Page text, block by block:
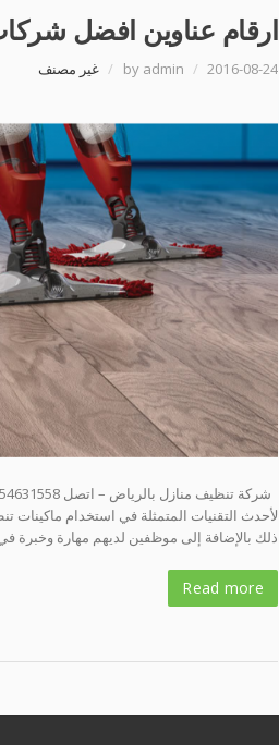
ارقام عناوين افضل
2016-08-24
/
/ غير مصنف
لأحدث التقنيات المتمثلة في استخدام
ذلك بالإضافة إلى موظفين لديهم مهارة وخبرة
Read more